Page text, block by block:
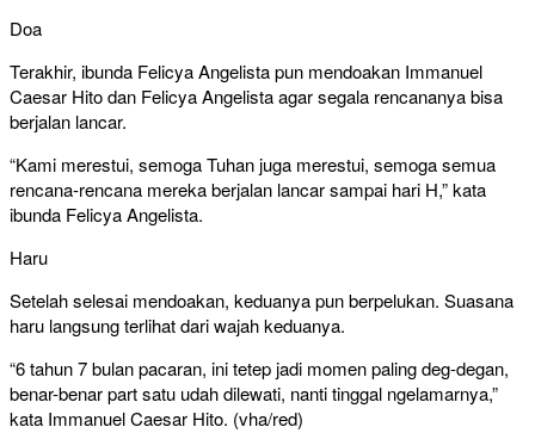
Doa
Terakhir, ibunda Felicya Angelista pun mendoakan Immanuel
Caesar Hito dan Felicya Angelista agar segala rencananya bisa
berjalan lancar.
“Kami merestui, semoga Tuhan juga merestui, semoga semua
rencana-rencana mereka berjalan lancar sampai hari H,” kata
ibunda Felicya Angelista.
Haru
Setelah selesai mendoakan, keduanya pun berpelukan. Suasana
haru langsung terlihat dari wajah keduanya.
“6 tahun 7 bulan pacaran, ini tetep jadi momen paling deg-degan,
benar-benar part satu udah dilewati, nanti tinggal ngelamarnya,”
kata Immanuel Caesar Hito. (vha/red)